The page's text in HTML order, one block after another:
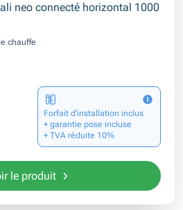
neo connecté horizontal 1000
chauffe
Forfait d’installation inclus
+ garantie pose incluse
+ TVA réduite 10%
le produit